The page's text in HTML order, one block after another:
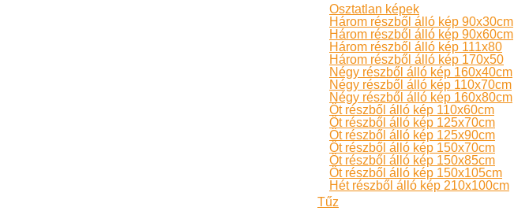
Osztatlan képek
Három részből álló kép 90x30cm
Három részből álló kép 90x60cm
Három részből álló kép 111x80
Három részből álló kép 170x50
Négy részből álló kép 160x40cm
Négy részből álló kép 110x70cm
Négy részből álló kép 160x80cm
Öt részből álló kép 110x60cm
Öt részből álló kép 125x70cm
Öt részből álló kép 125x90cm
Öt részből álló kép 150x70cm
Öt részből álló kép 150x85cm
Öt részből álló kép 150x105cm
Hét részből álló kép 210x100cm
Tűz